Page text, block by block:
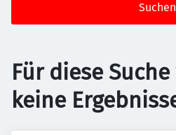
Suchen
Für diese
keine